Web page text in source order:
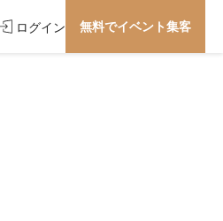
ログイン 無料でイベント集客